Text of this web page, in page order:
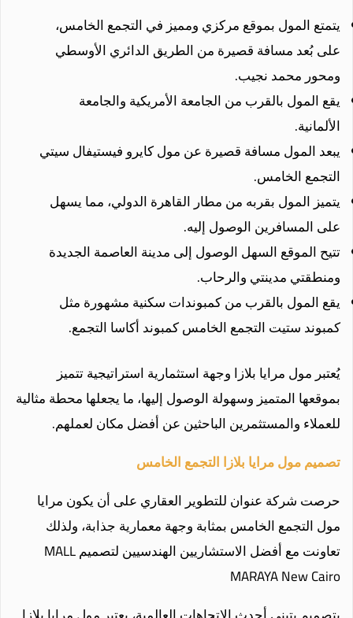
يتمتع المول بموقع مركزي ومميز في التجمع الخامس،
على بُعد مسافة قصيرة من الطريق الدائري الأوسطي
ومحور محمد نجيب.
يقع المول بالقرب من الجامعة الأمريكية والجامعة
الألمانية.
يبعد المول مسافة قصيرة عن مول كايرو فيستيفال سيتي
التجمع الخامس.
يتميز المول بقربه من مطار القاهرة الدولي، مما يسهل
على المسافرين الوصول إليه.
تتيح الموقع السهل الوصول إلى مدينة العاصمة الجديدة
ومنطقتي مدينتي والرحاب.
يقع المول بالقرب من كمبوندات سكنية مشهورة مثل
كمبوند ستيت التجمع الخامس كمبوند أكاسا التجمع.
يُعتبر مول مرايا بلازا وجهة استثمارية استراتيجية تتميز
بموقعها المتميز وسهولة الوصول إليها، ما يجعلها محطة مثالية
للعملاء والمستثمرين الباحثين عن أفضل مكان لعملهم.
تصميم مول مرايا بلازا التجمع الخامس
حرصت شركة عنوان للتطوير العقاري على أن يكون مرايا
مول التجمع الخامس بمثابة وجهة معمارية جذابة، ولذلك
تعاونت مع أفضل الاستشاريين الهندسيين لتصميم MALL
MARAYA New Cairo